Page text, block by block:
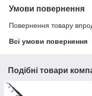
Умови повернення
Повернення товару
Всі умови повернення
Подібні товари